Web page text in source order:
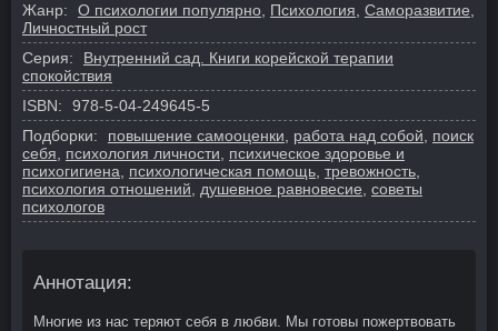
Жанр:
О психологии популярно Психология Саморазвитие,
Личностный рост
Серия:
Внутренний сад. Книги корейской терапии
спокойствия
ISBN:
978-5-04-249645-5
Подборки:
повышение самооценки работа над собой
поиск
себя
психология личности
психическое здоровье и
психогигиена
психологическая помощь тревожность
психология отношений
душевное равновесие советы
психологов
Аннотация:
Многие из нас теряют себя в любви. Мы готовы пожертвовать